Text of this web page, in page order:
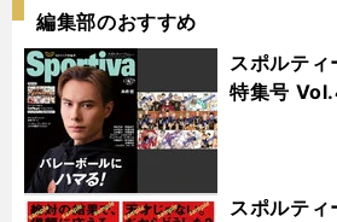
編集部のおすすめ
スポルテ
特集号
スポルテ